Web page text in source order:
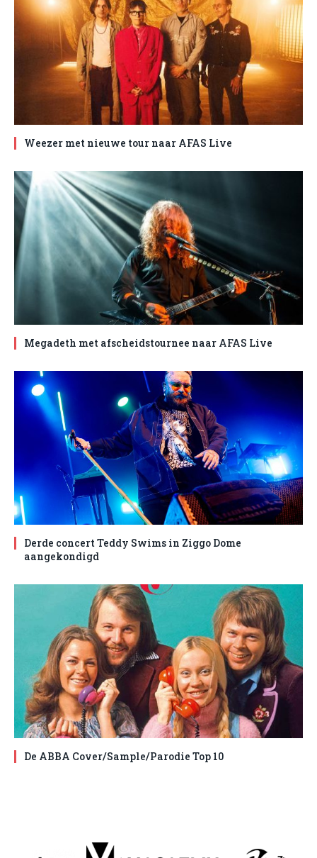
Weezer met nieuwe tour naar AFAS Live
Megadeth met afscheidstournee naar AFAS Live
Derde concert Teddy Swims in Ziggo Dome
aangekondigd
De ABBA Cover/Sample/Parodie Top 10